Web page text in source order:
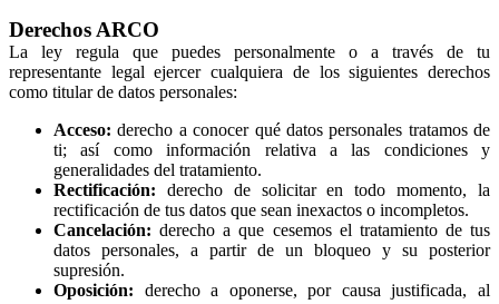
Derechos ARCO
La ley regula que puedes personalmente o a través de tu
representante legal ejercer cualquiera de los siguientes derechos
como titular de datos personales:
Acceso: derecho a conocer qué datos personales tratamos de
ti; así como información relativa a las condiciones y
generalidades del tratamiento.
Rectificación: derecho de solicitar en todo momento, la
rectificación de tus datos que sean inexactos o incompletos.
Cancelación: derecho a que cesemos el tratamiento de tus
datos personales, a partir de un bloqueo y su posterior
supresión.
Oposición: derecho a oponerse, por causa justificada, al